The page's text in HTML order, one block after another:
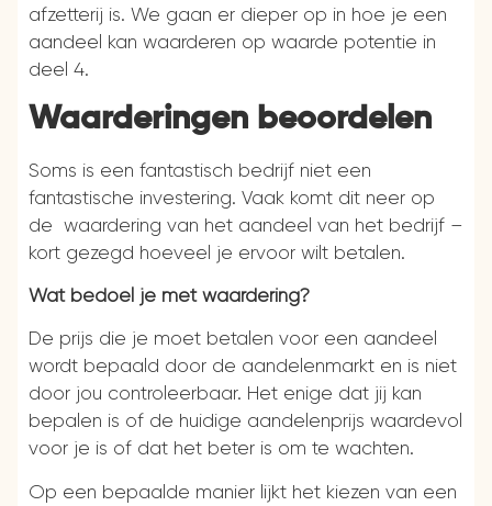
afzetterij is. We gaan er dieper op in hoe je een
aandeel kan waarderen op waarde potentie in
deel 4.
Waarderingen beoordelen
Soms is een fantastisch bedrijf niet een
fantastische investering. Vaak komt dit neer op
de waardering van het aandeel van het bedrijf –
kort gezegd hoeveel je ervoor wilt betalen.
Wat bedoel je met waardering?
De prijs die je moet betalen voor een aandeel
wordt bepaald door de aandelenmarkt en is niet
door jou controleerbaar. Het enige dat jij kan
bepalen is of de huidige aandelenprijs waardevol
voor je is of dat het beter is om te wachten.
Op een bepaalde manier lijkt het kiezen van een